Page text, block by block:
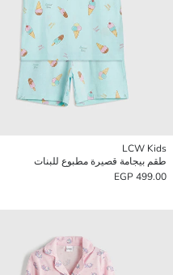
LCW Kids
طقم بيجامة قصيرة مطبوع للبنات
499.00 EGP